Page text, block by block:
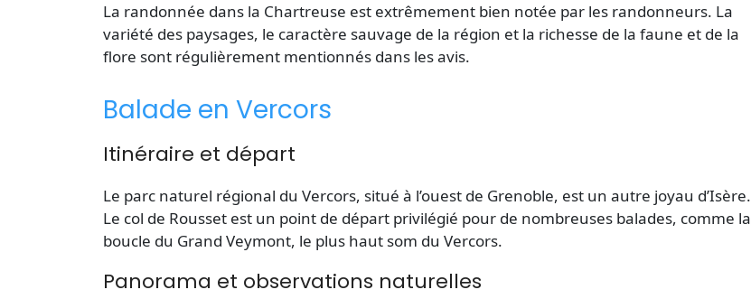
La randonnée dans la Chartreuse est extrêmement bien notée par les randonneurs. La
variété des paysages, le caractère sauvage de la région et la richesse de la faune et de la
flore sont régulièrement mentionnés dans les avis.
Balade en Vercors
Itinéraire et départ
Le parc naturel régional du Vercors, situé à l’ouest de Grenoble, est un autre joyau d’Isère.
Le col de Rousset est un point de départ privilégié pour de nombreuses balades, comme la
boucle du Grand Veymont, le plus haut som du Vercors.
Panorama et observations naturelles